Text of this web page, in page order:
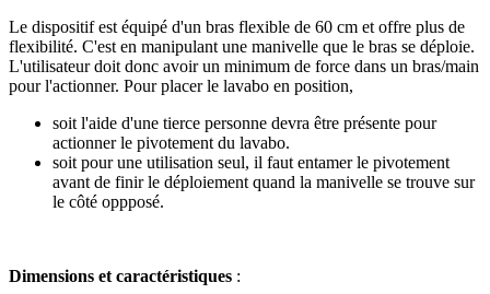
Le dispositif est équipé d'un bras flexible de 60 cm et offre plus de
flexibilité. C'est en manipulant une manivelle que le bras se déploie.
L'utilisateur doit donc avoir un minimum de force dans un bras/main
pour l'actionner. Pour placer le lavabo en position,
soit l'aide d'une tierce personne devra être présente pour
actionner le pivotement du lavabo.
soit pour une utilisation seul, il faut entamer le pivotement
avant de finir le déploiement quand la manivelle se trouve sur
le côté oppposé.
Dimensions et caractéristiques :